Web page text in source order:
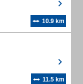
10.9 km
11.5 km